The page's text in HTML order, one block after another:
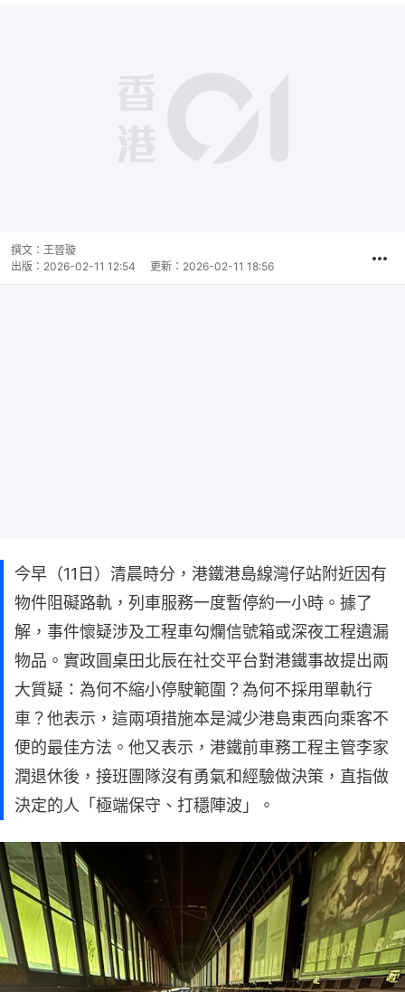
撰文： 王晉璇
出版： 2026-02-11 12:54 更新： 2026-02-11 18:56
今早（11日）清晨時分，港鐵港島線灣仔站附近因有
物件阻礙路軌，列車服務一度暫停約一小時。據了
解，事件懷疑涉及工程車勾爛信號箱或深夜工程遺漏
物品。實政圓桌田北辰在社交平台對港鐵事故提出兩
大質疑：為何不縮小停駛範圍？為何不採用單軌行
車？他表示，這兩項措施本是減少港島東西向乘客不
便的最佳方法。他又表示，港鐵前車務工程主管李家
潤退休後，接班團隊沒有勇氣和經驗做決策，直指做
決定的人「極端保守、打穩陣波」。